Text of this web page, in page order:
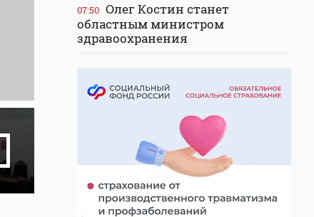
07:50 Олег Костин станет
областным министром
здравоохранения